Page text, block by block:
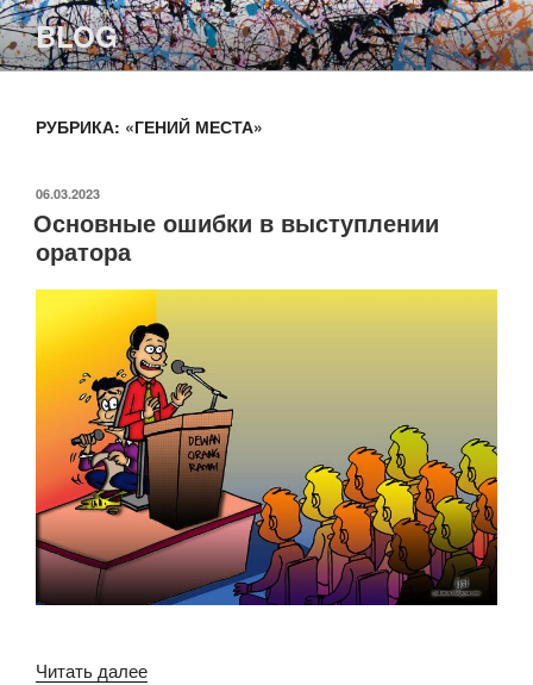
Перейти
к
содержимому
BLOG
РУБРИКА: «ГЕНИЙ МЕСТА»
ОПУБЛИКОВАНО
06.03.2023
Основные ошибки в выступлении
оратора
Читать далее«Основные